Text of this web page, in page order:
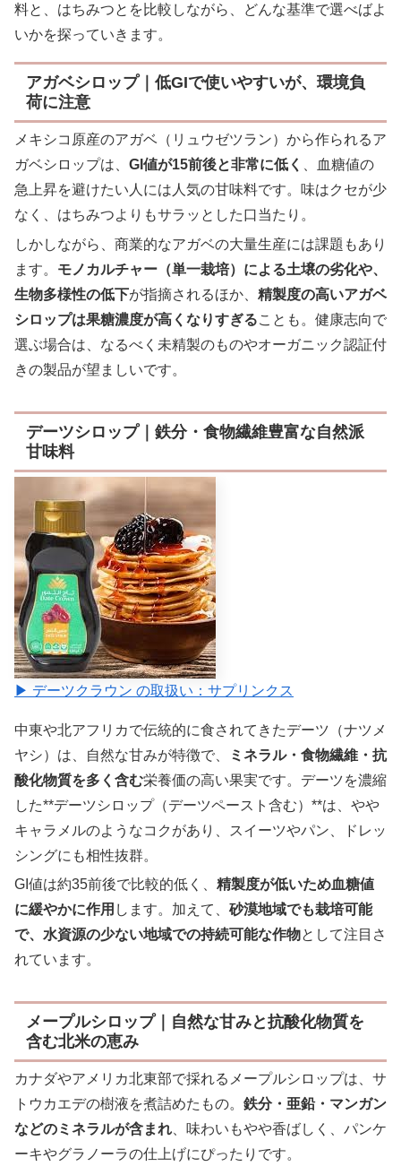
料と、はちみつとを比較しながら、どんな基準で選べばよ
いかを探っていきます。
アガベシロップ｜低GIで使いやすいが、環境負
荷に注意
メキシコ原産のアガベ（リュウゼツラン）から作られるア
ガベシロップは、 GI値が15前後と非常に低く
、血糖値の
急上昇を避けたい人には人気の甘味料です。味はクセが少
なく、はちみつよりもサラッとした口当たり。
しかしながら、商業的なアガベの大量生産には課題もあり
ます。 モノカルチャー（単一栽培）による土壌の劣化や、
生物多様性の低下が指摘されるほか、 精製度の高いアガベ
シロップは果糖濃度が高くなりすぎることも。健康志向で
選ぶ場合は、なるべく未精製のものやオーガニック認証付
きの製品が望ましいです。
デーツシロップ｜鉄分・食物繊維豊富な自然派
甘味料
▶ デーツクラウン の取扱い：サプリンクス
中東や北アフリカで伝統的に食されてきたデーツ（ナツメ
ヤシ）は、自然な甘みが特徴で、
ミネラル・食物繊維・抗
酸化物質を多く含む栄養価の高い果実です。デーツを濃縮
した**デーツシロップ（デーツペースト含む）**は、やや
キャラメルのようなコクがあり、スイーツやパン、ドレッ
シングにも相性抜群。
GI値は約35前後で比較的低く、 精製度が低いため血糖値
に緩やかに作用 します。加えて、 砂漠地域でも栽培可能
で、水資源の少ない地域での持続可能な作物として注目さ
れています。
メープルシロップ｜自然な甘みと抗酸化物質を
含む北米の恵み
カナダやアメリカ北東部で採れるメープルシロップは、サ
トウカエデの樹液を煮詰めたもの。 鉄分・亜鉛・マンガン
などのミネラルが含まれ 、味わいもやや香ばしく、パンケ
ーキやグラノーラの仕上げにぴったりです。